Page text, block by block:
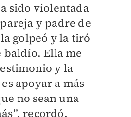
sido violentada
y padre de
golpeó y la tiró
baldío. Ella me
y la
apoyar a más
no sean una
recordó.